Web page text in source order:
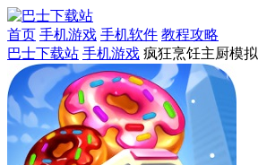
首页 手机游戏 手机软件 教程攻略
巴士下载站 手机游戏 疯狂烹饪主厨模拟